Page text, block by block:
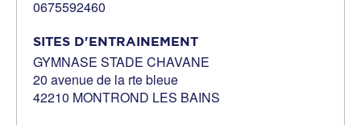
0675592460
SITES D'ENTRAINEMENT
GYMNASE STADE CHAVANE
20 avenue de la rte bleue
42210 MONTROND LES BAINS